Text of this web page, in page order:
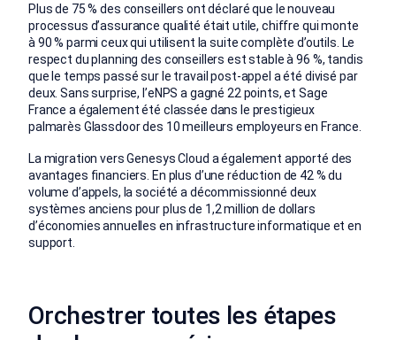
Plus de 75 % des conseillers ont déclaré que le nouveau
processus d’assurance qualité était utile, chiffre qui monte
à 90 % parmi ceux qui utilisent la suite complète d’outils. Le
respect du planning des conseillers est stable à 96 %, tandis
que le temps passé sur le travail post-appel a été divisé par
deux. Sans surprise, l’eNPS a gagné 22 points, et Sage
France a également été classée dans le prestigieux
palmarès Glassdoor des 10 meilleurs employeurs en France.
La migration vers Genesys Cloud a également apporté des
avantages financiers. En plus d’une réduction de 42 % du
volume d’appels, la société a décommissionné deux
systèmes anciens pour plus de 1,2 million de dollars
d’économies annuelles en infrastructure informatique et en
support.
Orchestrer toutes les étapes